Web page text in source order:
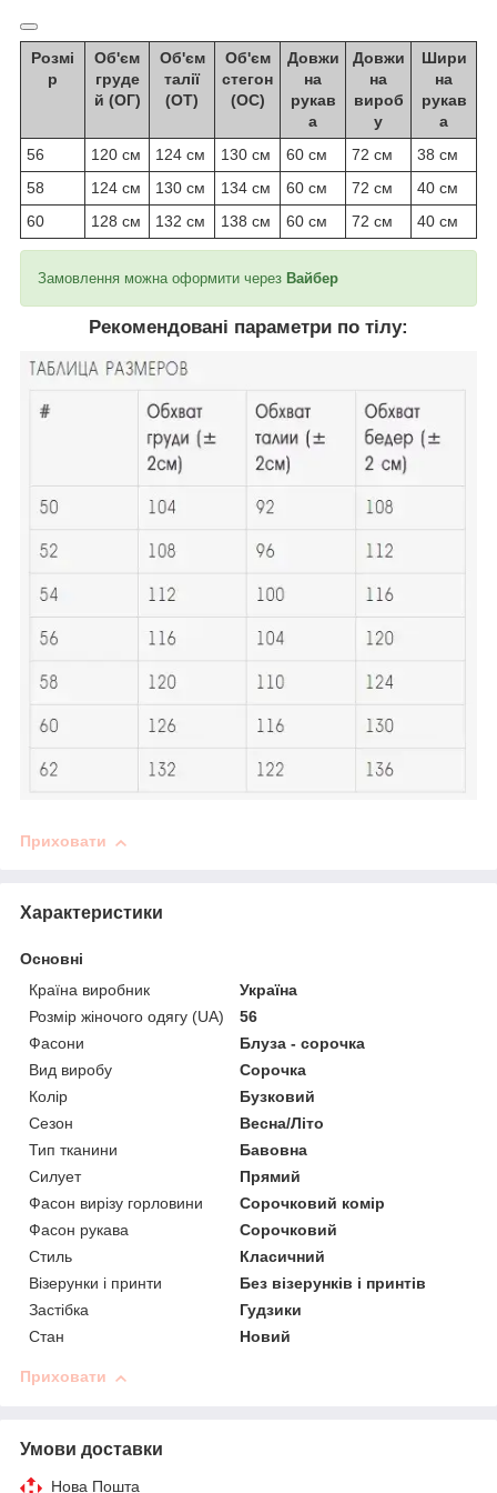
Розмі
р
Об'єм
груде
й (ОГ)
Об'єм
талії
(ОТ)
Об'єм
стегон
(ОС)
Довжи
на
рукав
а
Довжи
на
вироб
у
Шири
на
рукав
а
56
120 см 124 см 130 см 60 см 72 см
38 см
58
124 см 130 см 134 см 60 см 72 см
40 см
60
128 см 132 см 138 см 60 см 72 см 40 см
Замовлення можна оформити через Вайбер
Рекомендовані параметри по тілу:
Приховати
Характеристики
Основні
Країна виробник
Україна
Розмір жіночого одягу (UA)
56
Фасони
Блуза - сорочка
Вид виробу
Сорочка
Колір
Бузковий
Сезон
Весна/Літо
Тип тканини
Бавовна
Силует
Прямий
Фасон вирізу горловини
Сорочковий комір
Фасон рукава
Сорочковий
Стиль
Класичний
Візерунки і принти
Без візерунків і принтів
Застібка
Гудзики
Стан
Новий
Приховати
Умови доставки
Нова Пошта